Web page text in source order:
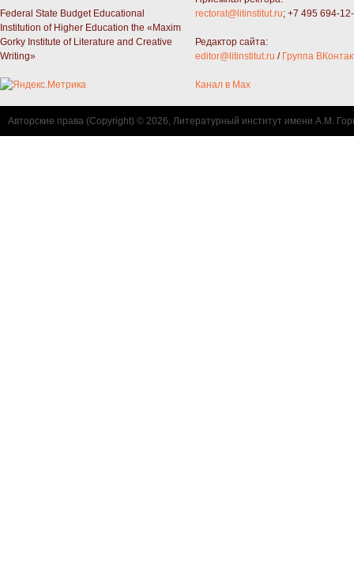
Federal State Budget Educational
Institution of Higher Education the «Maxim
Gorky Institute of Literature and Creative
Writing»
rectorat@litinstitut.ru; +7 495 694-
Редактор сайта:
editor@litinstitut.ru / Группа
Канал в Max
Авторские права (Copyright) © 2026, Литературный институт имени А.М.